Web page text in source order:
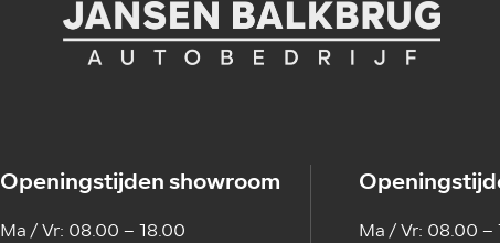
Openingstijden showroom
Ma / Vr: 08.00 – 18.00 Ma / Vr: 08.00 –